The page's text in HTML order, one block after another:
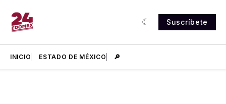
Suscríbete
INICIO ESTADO DE MÉXICO 🔎